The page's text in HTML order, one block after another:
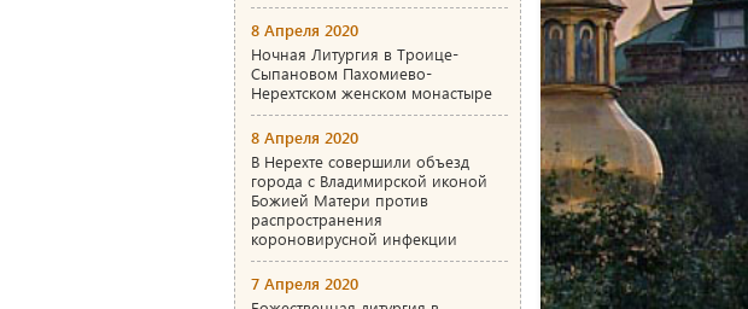
8 Апреля 2020
Ночная Литургия в Троице-
Сыпановом Пахомиево-
Нерехтском женском монастыре
8 Апреля 2020
В Нерехте совершили объезд
города с Владимирской иконой
Божией Матери против
распространения
короновирусной инфекции
7 Апреля 2020